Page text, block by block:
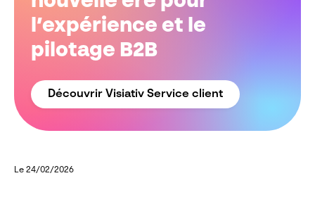
l’expérience et le
pilotage B2B
Découvrir Visiativ Service client
Le 24/02/2026